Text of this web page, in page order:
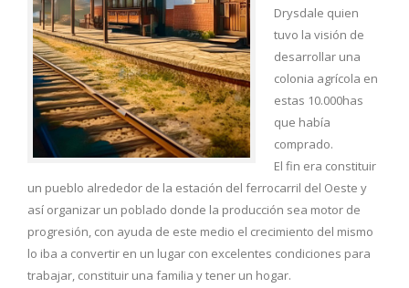
Drysdale quien
tuvo la visión de
desarrollar una
colonia agrícola en
estas 10.000has
que había
comprado.
El fin era constituir
un pueblo alrededor de la estación del ferrocarril del Oeste y
así organizar un poblado donde la producción sea motor de
progresión, con ayuda de este medio el crecimiento del mismo
lo iba a convertir en un lugar con excelentes condiciones para
trabajar, constituir una familia y tener un hogar.